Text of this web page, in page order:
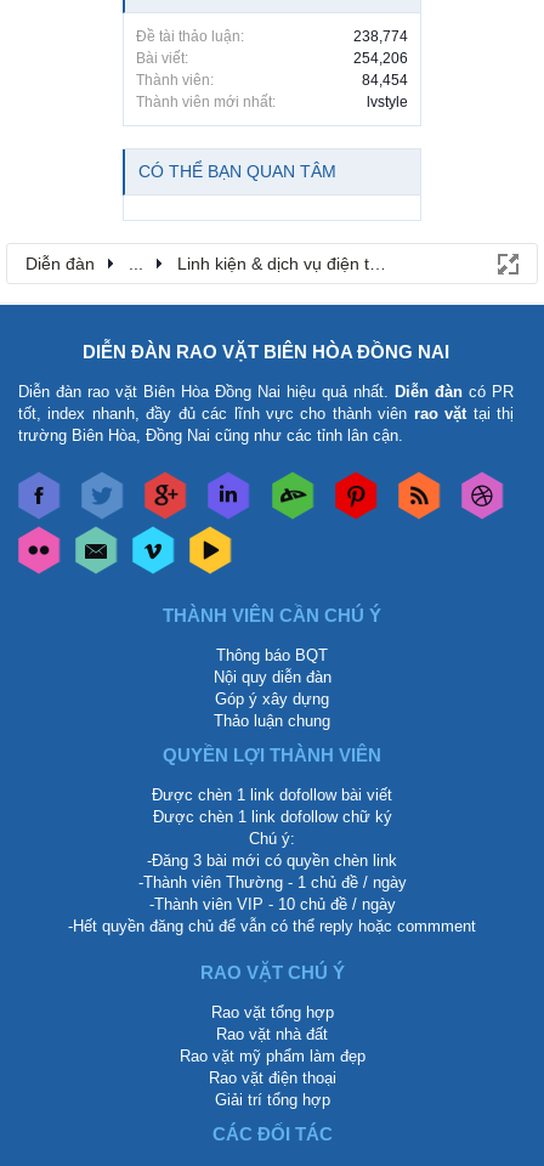
Đề tài thảo luận:
238,774
Bài viết:
254,206
Thành viên:
84,454
Thành viên mới nhất:
lvstyle
CÓ THỂ BẠN QUAN TÂM
Diễn đàn Linh kiện & dịch vụ điện thoại
DIỄN ĐÀN RAO VẶT BIÊN HÒA ĐỒNG NAI
Diễn đàn rao vặt Biên Hòa Đồng Nai hiệu quả nhất. Diễn đàn có PR
tốt, index nhanh, đầy đủ các lĩnh vực cho thành viên rao vặt tại thị
trường Biên Hòa, Đồng Nai cũng như các tỉnh lân cận.
THÀNH VIÊN CẦN CHÚ Ý
Thông báo BQT
Nội quy diễn đàn
Góp ý xây dựng
Thảo luận chung
QUYỀN LỢI THÀNH VIÊN
Được chèn 1 link dofollow bài viết
Được chèn 1 link dofollow chữ ký
Chú ý:
-Đăng 3 bài mới có quyền chèn link
-Thành viên Thường - 1 chủ đề / ngày
-Thành viên VIP - 10 chủ đề / ngày
-Hết quyền đăng chủ để vẫn có thể reply hoặc commment
RAO VẶT CHÚ Ý
Rao vặt tổng hợp
Rao vặt nhà đất
Rao vặt mỹ phẩm làm đẹp
Rao vặt điện thoại
Giải trí tổng hợp
CÁC ĐỐI TÁC